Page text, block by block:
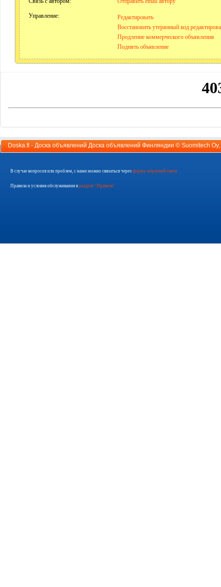
Управление:
Редактировать
Восстановить утерянный код
Продление коммерческого объявления
Поднять объявление
Doska.fi - Доска объявлений Доска объявлений Финляндии © Suomitech Oy
В случае вопросов или проблем, с нами можно связаться через форму обратной связи
Правила и условия обслуживания в разделе "Правила"